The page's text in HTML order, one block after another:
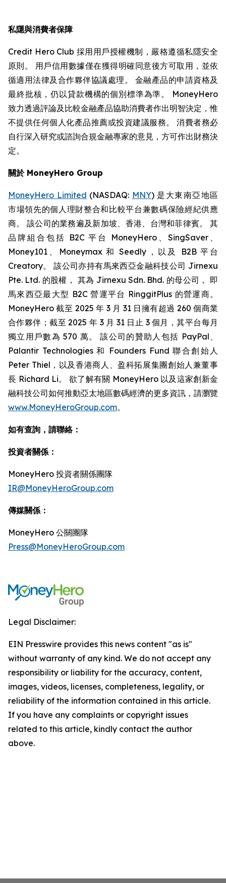
私隱與消費者保障
Credit Hero Club 採用用戶授權機制，嚴格遵循私隱安全
原則。 用戶信用數據僅在獲得明確同意後方可取用，並依
循適用法律及合作夥伴協議處理。 金融產品的申請資格及
最終批核，仍以貸款機構的個別標準為準。 MoneyHero
致力透過評論及比較金融產品協助消費者作出明智決定，惟
不提供任何個人化產品推薦或投資建議服務。 消費者務必
自行深入研究或諮詢合規金融專家的意見，方可作出財務決
定。
關於 MoneyHero Group
MoneyHero Limited (NASDAQ: MNY) 是大東南亞地區
市場領先的個人理財整合和比較平台兼數碼保險經紀供應
商。 該公司的業務遍及新加坡、香港、台灣和菲律賓。 其
品牌組合包括 B2C 平台 MoneyHero、SingSaver、
Money101、Moneymax 和 Seedly，以及 B2B 平台
Creatory。 該公司亦持有馬來西亞金融科技公司 Jirnexu
Pte. Ltd. 的股權， 其為 Jirnexu Sdn. Bhd. 的母公司， 即
馬來西亞最大型 B2C 營運平台 RinggitPlus 的營運商。
MoneyHero 截至 2025 年 3 月 31 日擁有超過 260 個商業
合作夥伴；截至 2025 年 3 月 31 日止 3 個月，其平台每月
獨立用戶數為 570 萬。 該公司的贊助人包括 PayPal、
Palantir Technologies 和 Founders Fund 聯合創始人
Peter Thiel，以及香港商人、盈科拓展集團創始人兼董事
長 Richard Li。 欲了解有關 MoneyHero 以及這家創新金
融科技公司如何推動亞太地區數碼經濟的更多資訊，請瀏覽
www.MoneyHeroGroup.com。
如有查詢，請聯絡：
投資者關係：
MoneyHero 投資者關係團隊
IR@MoneyHeroGroup.com
傳媒關係：
MoneyHero 公關團隊
Press@MoneyHeroGroup.com
Legal Disclaimer:
EIN Presswire provides this news content "as is"
without warranty of any kind. We do not accept any
responsibility or liability for the accuracy, content,
images, videos, licenses, completeness, legality, or
reliability of the information contained in this article.
If you have any complaints or copyright issues
related to this article, kindly contact the author
above.